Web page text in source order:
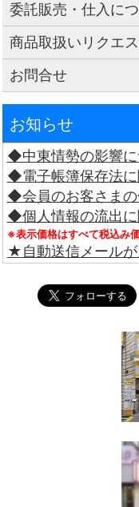
委託販売・仕入に
商品取扱いリクエ
お問合せ
お知らせ
◆中東情勢の影響に
◆電子帳簿保存法に
◆会員のお客さまの
◆個人情報の流出に
※表示価格はすべて税込み
★自動送信メール